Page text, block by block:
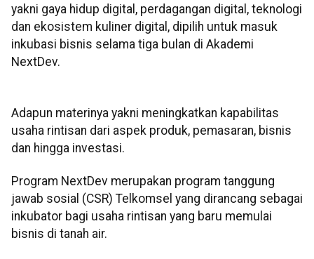
yakni gaya hidup digital, perdagangan digital, teknologi
dan ekosistem kuliner digital, dipilih untuk masuk
inkubasi bisnis selama tiga bulan di Akademi
NextDev.
Adapun materinya yakni meningkatkan kapabilitas
usaha rintisan dari aspek produk, pemasaran, bisnis
dan hingga investasi.
Program NextDev merupakan program tanggung
jawab sosial (CSR) Telkomsel yang dirancang sebagai
inkubator bagi usaha rintisan yang baru memulai
bisnis di tanah air.